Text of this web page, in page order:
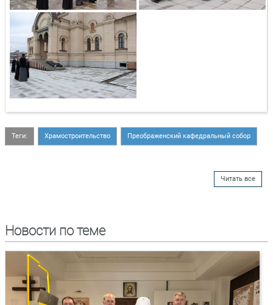
Теги: Храмостроительство Преображенский кафедральный собор
Читать все
Новости по теме